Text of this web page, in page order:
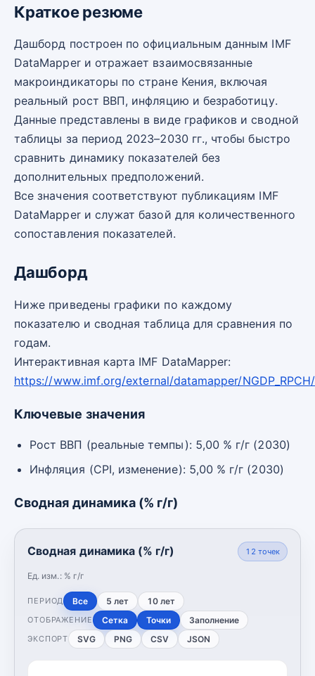
Краткое резюме
Дашборд построен по официальным данным IMF
DataMapper и отражает взаимосвязанные
макроиндикаторы по стране Кения, включая
реальный рост ВВП, инфляцию и безработицу.
Данные представлены в виде графиков и сводной
таблицы за период 2023–2030 гг., чтобы быстро
сравнить динамику показателей без
дополнительных предположений.
Все значения соответствуют публикациям IMF
DataMapper и служат базой для количественного
сопоставления показателей.
Дашборд
Ниже приведены графики по каждому
показателю и сводная таблица для сравнения по
годам.
Интерактивная карта IMF DataMapper:
https://www.imf.org/external/datamapper/
Ключевые значения
Рост ВВП (реальные темпы): 5,00 % г/г (2030)
Инфляция (CPI, изменение): 5,00 % г/г (2030)
Сводная динамика (% г/г)
Сводная динамика (% г/г)
Ед. изм.: % г/г
12 точек
ПЕРИОД Все 5 лет 10 лет
ОТОБРАЖЕНИЕ Сетка Точки Заполнение
ЭКСПОРТ SVG PNG CSV JSON